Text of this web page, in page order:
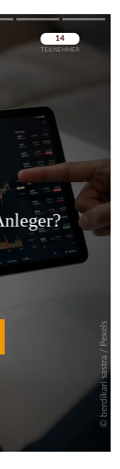
Überspringen